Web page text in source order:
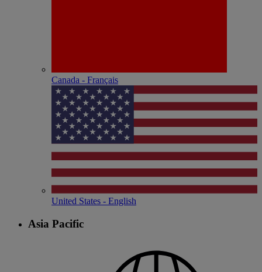
Canada - Français
United States - English
Asia Pacific